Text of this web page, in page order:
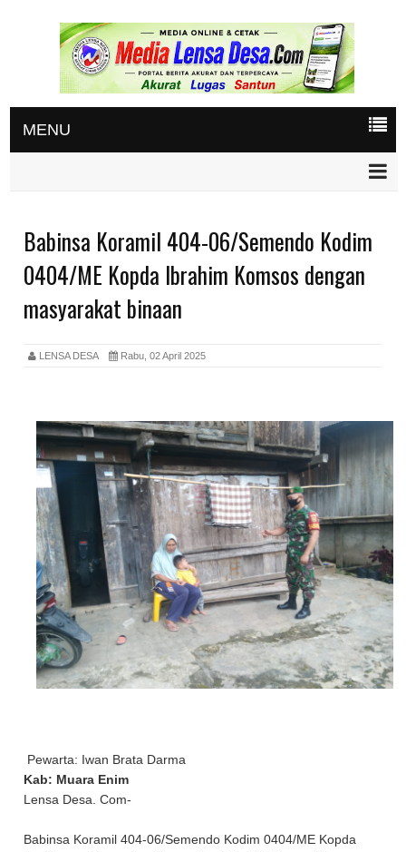
MENU
Babinsa Koramil 404-06/Semendo Kodim
0404/ME Kopda Ibrahim Komsos dengan
masyarakat binaan
LENSA DESA Rabu, 02 April 2025
Pewarta: Iwan Brata Darma
Kab: Muara Enim
Lensa Desa. Com-
Babinsa Koramil 404-06/Semendo Kodim 0404/ME Kopda